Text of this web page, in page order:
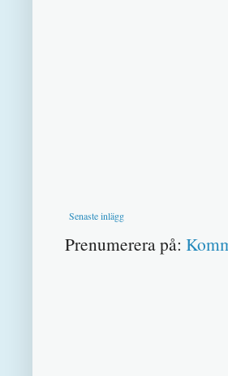
Senaste inlägg
Prenumerera på: